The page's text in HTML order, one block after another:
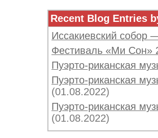
Recent Blog Entries
Иссакиевский собор
Фестиваль «Ми Сон»
Пуэрто-риканская
Пуэрто-риканская
(01.08.2022)
Пуэрто-риканская
(01.08.2022)